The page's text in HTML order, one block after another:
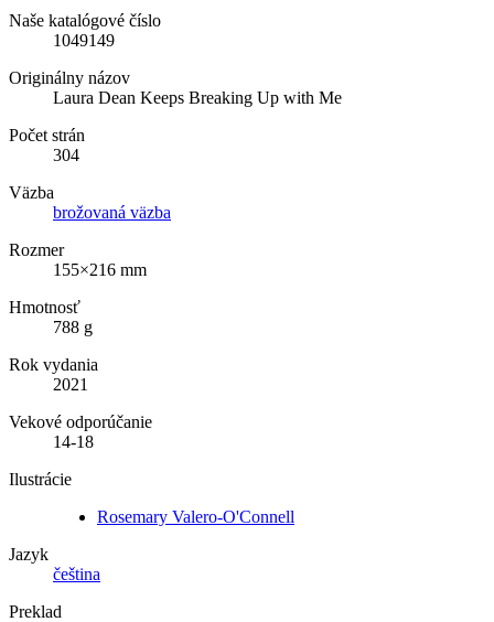
Naše katalógové číslo
1049149
Originálny názov
Laura Dean Keeps Breaking Up with Me
Počet strán
304
Väzba
brožovaná väzba
Rozmer
155×216 mm
Hmotnosť
788 g
Rok vydania
2021
Vekové odporúčanie
14-18
Ilustrácie
Rosemary Valero-O'Connell
Jazyk
čeština
Preklad